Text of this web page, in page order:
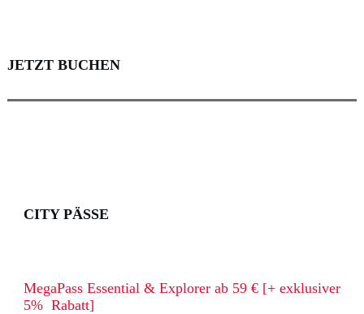
JETZT BUCHEN
CITY PÄSSE
MegaPass Essential & Explorer ab 59 € [+ exklusiver
5% Rabatt]